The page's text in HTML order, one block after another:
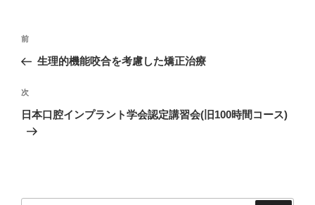
投
ナ
ビ
ゲ
ー
過
去
投
稿
前
生理的機能咬合を考慮した矯正治療
次
の
次
日本口腔インプラント学会認定講習会(旧100時間コース)